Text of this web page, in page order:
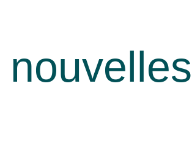
nouvelles